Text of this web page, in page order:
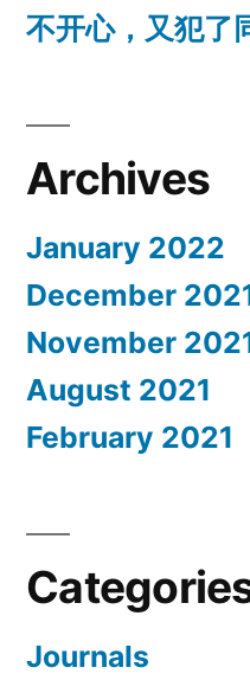
不开心，又犯了
Archives
January 2022
December
November
August 2021
February 2021
Journals